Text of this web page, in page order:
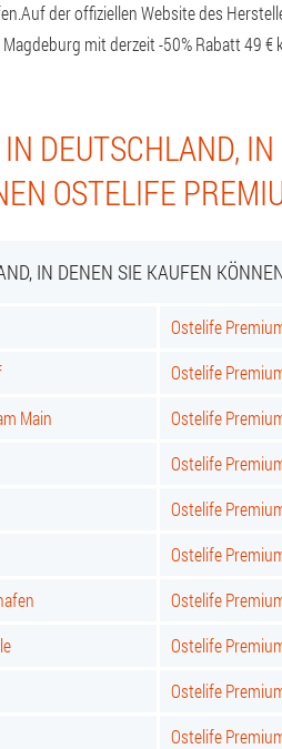
Auf der offiziellen Website des
mit derzeit -50% Rabatt 49 €
DEUTSCHLAND,
OSTELIFE
IN DENEN SIE KAUFEN
Ostelife
Ostelife
Main
Ostelife
Ostelife
Ostelife
Ostelife
Ostelife
Ostelife
Ostelife
Ostelife